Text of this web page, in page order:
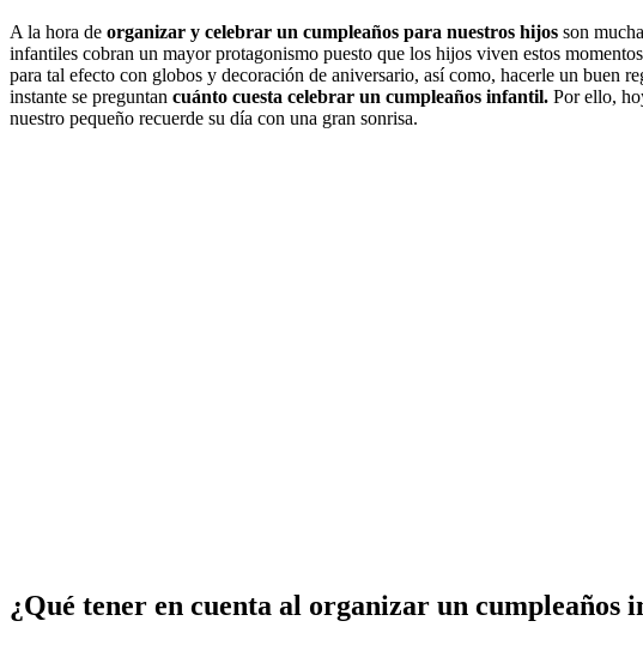
A la hora de organizar y celebrar un cumpleaños para nuestros hijos son
infantiles cobran un mayor protagonismo puesto que los hijos viven estos
para tal efecto con globos y decoración de aniversario, así como, hacerle un buen
instante se preguntan cuánto cuesta celebrar un cumpleaños infantil. Por ello,
nuestro pequeño recuerde su día con una gran sonrisa.
¿Qué tener en cuenta al organizar un cumpleaños